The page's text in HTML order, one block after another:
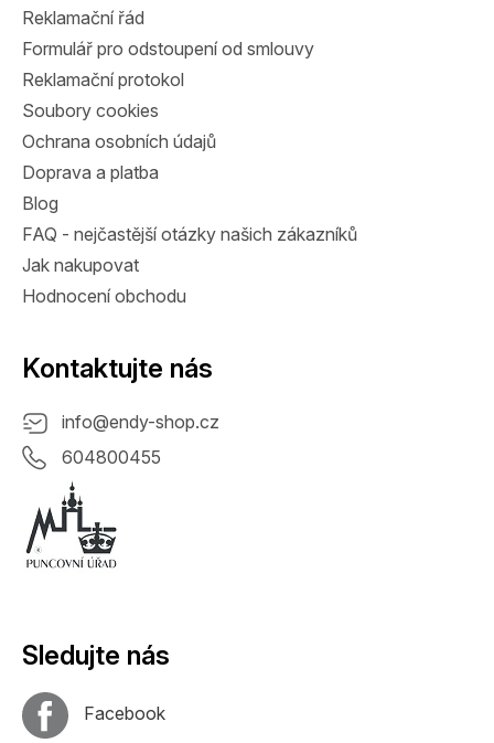
Reklamační řád
Formulář pro odstoupení od smlouvy
Reklamační protokol
Soubory cookies
Ochrana osobních údajů
Doprava a platba
Blog
FAQ - nejčastější otázky našich zákazníků
Jak nakupovat
Hodnocení obchodu
Kontaktujte nás
info@endy-shop.cz
604800455
Sledujte nás
Facebook